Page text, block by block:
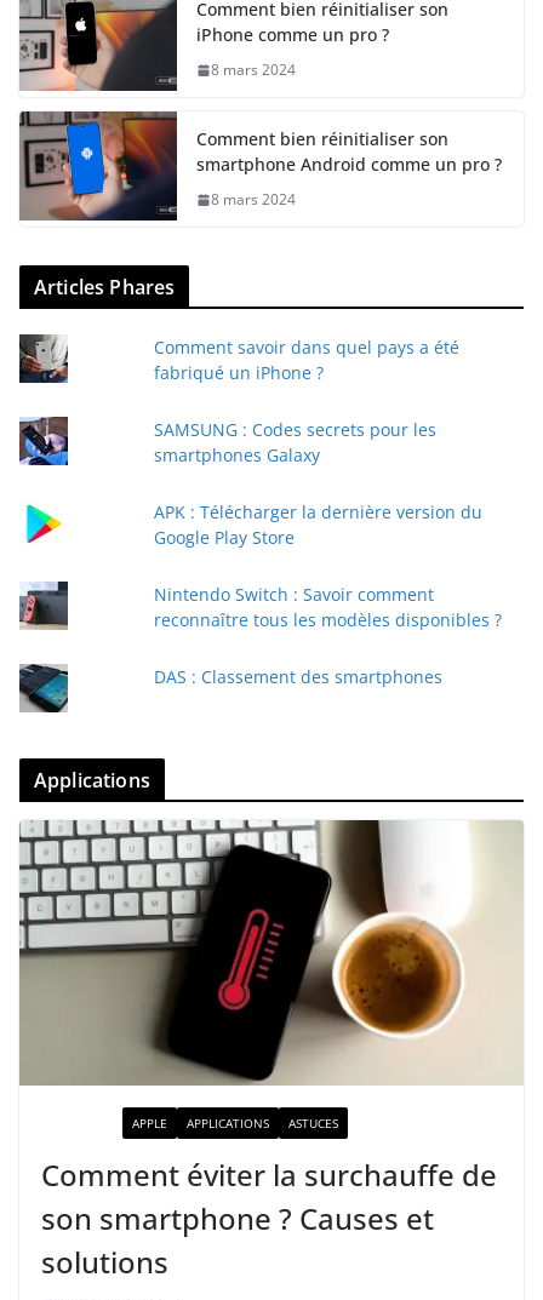
Comment bien réinitialiser son
iPhone comme un pro ?
8 mars 2024
Comment bien réinitialiser son
smartphone Android comme un pro ?
8 mars 2024
Articles Phares
Comment savoir dans quel pays a été
fabriqué un iPhone ?
SAMSUNG : Codes secrets pour les
smartphones Galaxy
APK : Télécharger la dernière version du
Google Play Store
Nintendo Switch : Savoir comment
reconnaître tous les modèles disponibles ?
DAS : Classement des smartphones
Applications
APPLE APPLICATIONS ASTUCES
Comment éviter la surchauffe de
son smartphone ? Causes et
solutions